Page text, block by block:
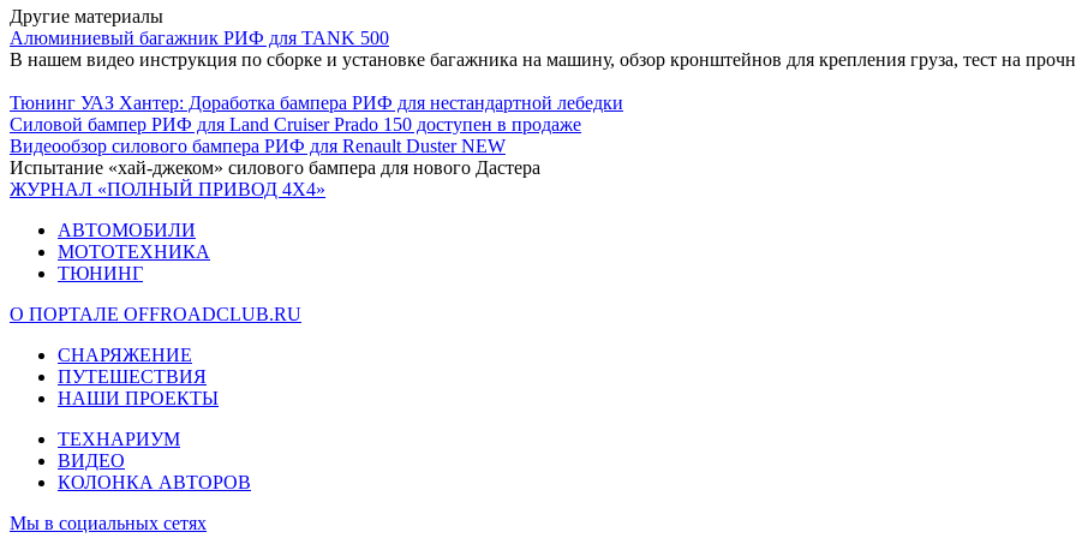
Другие материалы
Алюминиевый багажник РИФ для TANK 500
В нашем видео инструкция по сборке и установке багажника на машину, обзор кронштейнов для крепления груза, тест на
Тюнинг УАЗ Хантер: Доработка бампера РИФ для нестандартной лебедки
Силовой бампер РИФ для Land Cruiser Prado 150 доступен в продаже
Видеообзор силового бампера РИФ для Renault Duster NEW
Испытание «хай-джеком» силового бампера для нового Дастера
ЖУРНАЛ «ПОЛНЫЙ ПРИВОД 4Х4»
АВТОМОБИЛИ
МОТОТЕХНИКА
ТЮНИНГ
О ПОРТАЛЕ OFFROADCLUB.RU
СНАРЯЖЕНИЕ
ПУТЕШЕСТВИЯ
НАШИ ПРОЕКТЫ
ТЕХНАРИУМ
ВИДЕО
КОЛОНКА АВТОРОВ
Мы в социальных сетях